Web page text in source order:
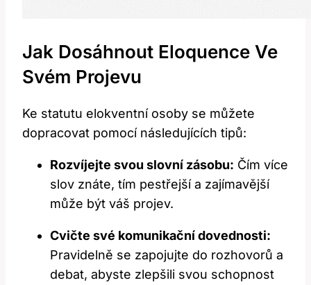
Jak Dosáhnout Eloquence Ve
Svém Projevu
Ke statutu elokventní osoby se můžete
dopracovat pomocí následujících tipů:
Rozvíjejte svou slovní zásobu: Čím více
slov znáte, tím pestřejší a zajímavější
může být váš projev.
Cvičte své komunikační dovednosti:
Pravidelně se zapojujte do rozhovorů a
debat, abyste zlepšili svou schopnost